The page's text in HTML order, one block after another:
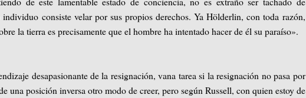
consiste velar por sus propios derechos. Ya Hölderlin, con toda razón,
la tierra es precisamente que el hombre ha intentado hacer de él su paraíso».
desapasionante de la resignación, vana tarea si la resignación no pasa por
una posición inversa otro modo de creer, pero según Russell, con quien estoy de